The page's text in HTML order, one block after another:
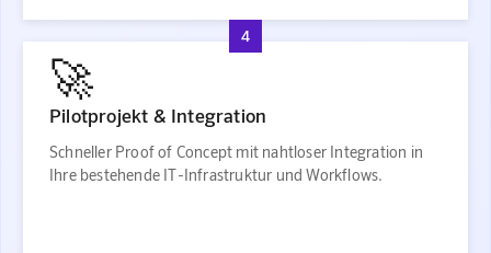
4
🚀
Pilotprojekt & Integration
Schneller Proof of Concept mit nahtloser Integration in
Ihre bestehende IT-Infrastruktur und Workflows.